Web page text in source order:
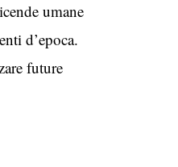
umane
d’epoca.
future